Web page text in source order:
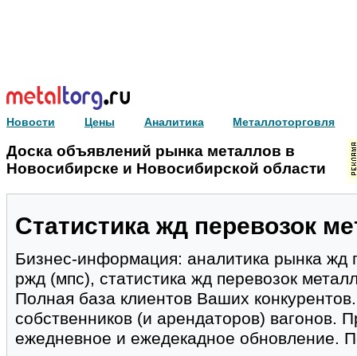
Новости Цены Аналитика Металлоторговля
Доска объявлений рынка металлов в
Новосибирске и Новосибирской области
Статистика жд перевозок
Бизнес-информация: аналитика рынка жд
ржд (мпс), статистика жд перевозок
Полная база клиентов Ваших
собственников (и арендаторов) вагонов.
ежедневное и ежедекадное обновление.